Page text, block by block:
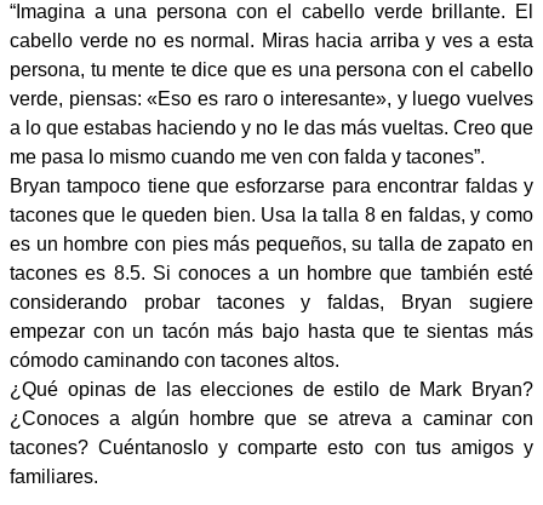
“Imagina a una persona con el cabello verde brillante. El
cabello verde no es normal. Miras hacia arriba y ves a esta
persona, tu mente te dice que es una persona con el cabello
verde, piensas: «Eso es raro o interesante», y luego vuelves
a lo que estabas haciendo y no le das más vueltas. Creo que
me pasa lo mismo cuando me ven con falda y tacones”.
Bryan tampoco tiene que esforzarse para encontrar faldas y
tacones que le queden bien. Usa la talla 8 en faldas, y como
es un hombre con pies más pequeños, su talla de zapato en
tacones es 8.5. Si conoces a un hombre que también esté
considerando probar tacones y faldas, Bryan sugiere
empezar con un tacón más bajo hasta que te sientas más
cómodo caminando con tacones altos.
¿Qué opinas de las elecciones de estilo de Mark Bryan?
¿Conoces a algún hombre que se atreva a caminar con
tacones? Cuéntanoslo y comparte esto con tus amigos y
familiares.